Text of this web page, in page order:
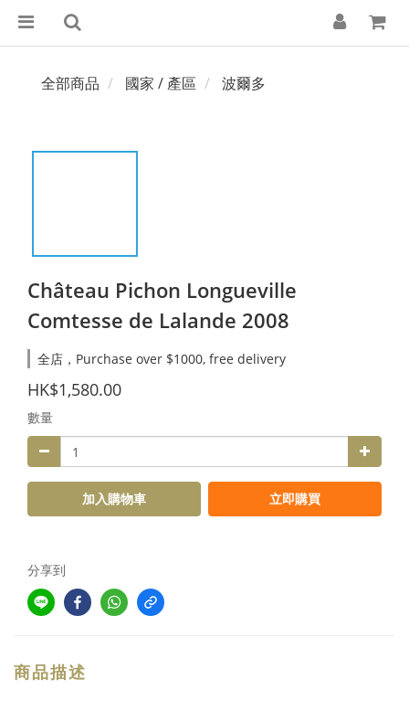
全部商品 國家 / 產區 波爾多
Château Pichon Longueville
Comtesse de Lalande 2008
全店，Purchase over $1000, free delivery
HK$1,580.00
數量
加入購物車 立即購買
分享到
商品描述